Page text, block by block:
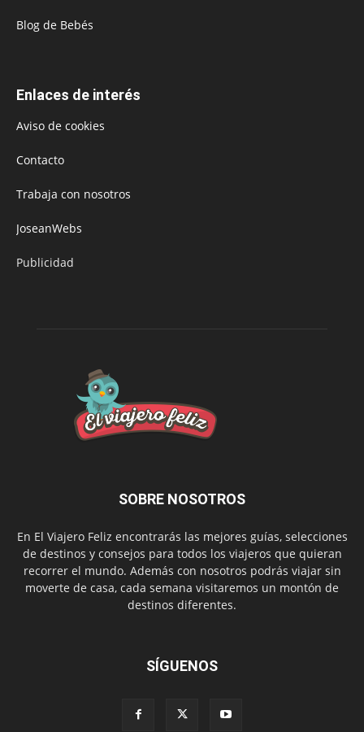
Blog de Bebés
Enlaces de interés
Aviso de cookies
Contacto
Trabaja con nosotros
JoseanWebs
Publicidad
SOBRE NOSOTROS
En El Viajero Feliz encontrarás las mejores guías, selecciones
de destinos y consejos para todos los viajeros que quieran
recorrer el mundo. Además con nosotros podrás viajar sin
moverte de casa, cada semana visitaremos un montón de
destinos diferentes.
SÍGUENOS